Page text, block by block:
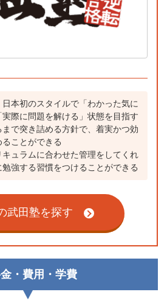
日本初のスタイルで「わかった気に
際に問題を解ける」状態を目指す
で突き詰める方針で、着実かつ効
ことができる
ュラムに合わせた管理をしてくれ
強する習慣をつけることができる
武田塾を探す
・費用・学費